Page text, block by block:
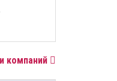
компаний